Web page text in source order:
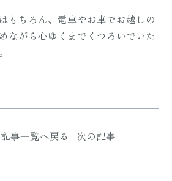
もちろん、電車やお車でお越しの
ながら心ゆくまでくつろいでいた
記事一覧へ戻る 次の記事